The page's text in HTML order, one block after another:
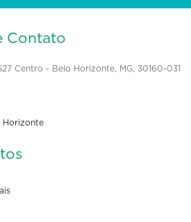
Contato
Centro - Belo Horizonte, MG, 30160-031
Horizonte